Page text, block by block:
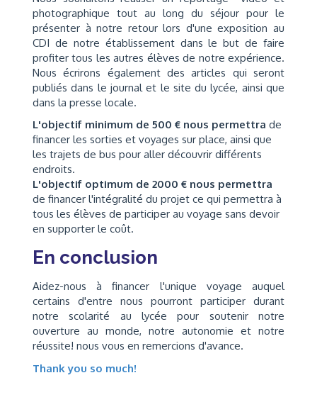
photographique tout au long du séjour pour le
présenter à notre retour lors d'une exposition au
CDI de notre établissement dans le but de faire
profiter tous les autres élèves de notre expérience.
Nous écrirons également des articles qui seront
publiés dans le journal et le site du lycée, ainsi que
dans la presse locale.
L'objectif minimum de 500 € nous permettra de
financer les sorties et voyages sur place, ainsi que
les trajets de bus pour aller découvrir différents
endroits.
L'objectif optimum de 2000 € nous permettra
de financer l'intégralité du projet ce qui permettra à
tous les élèves de participer au voyage sans devoir
en supporter le coût.
En conclusion
Aidez-nous à financer l'unique voyage auquel
certains d'entre nous pourront participer durant
notre scolarité au lycée pour soutenir notre
ouverture au monde, notre autonomie et notre
réussite! nous vous en remercions d'avance.
Thank you so much!